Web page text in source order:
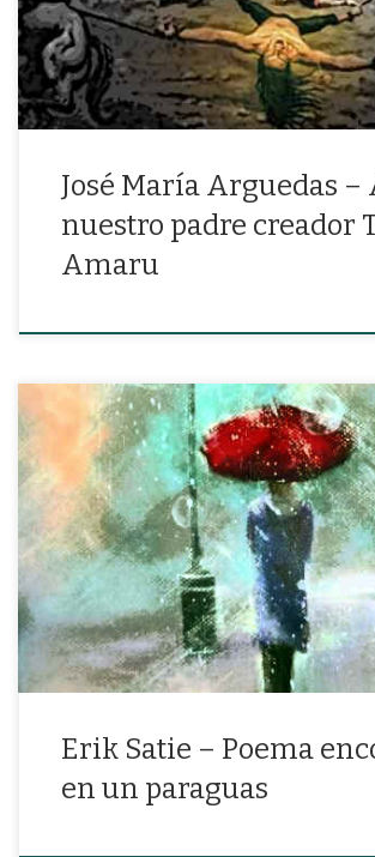
José María Arguedas –
nuestro padre creador
Amaru
«Yo te amo criatura endeble e infinita, como se
terribles, como el oneroso fuego sobre playas
la sangre tibia que endulza las manos de
Erik Satie – Poema
en un paraguas